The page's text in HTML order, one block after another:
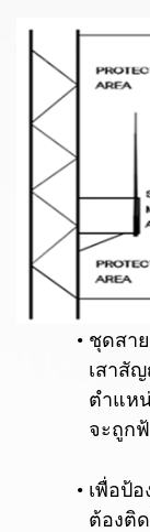
ชุดสา
เสาสัญ
ตำแห
จะถูก
เพื่อป้
ต้องติ